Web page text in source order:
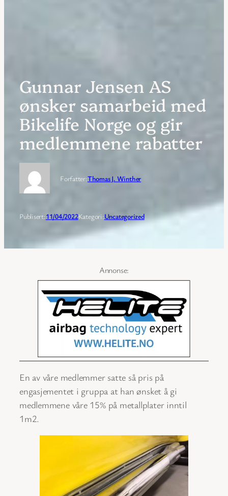
Gunnar Jensen AS
ønsker samarbeid med
Bikelife Norge og gir
medlemmene rabatter
Forfatter:Thomas J. Winther
Publisert:11/04/2022Kategori:Uncategorized
En av våre medlemmer satte så pris på
engasjementet i gruppa at han ønsket å gi
medlemmene våre 15% på metallplater inntil
1m2.